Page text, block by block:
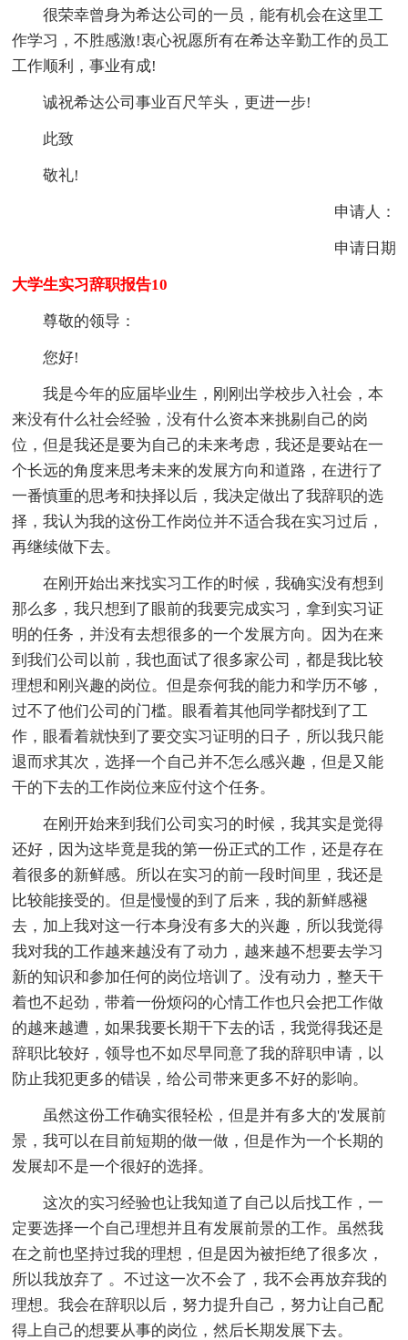
很荣幸曾身为希达公司的一员，能有机会在这里工
作学习，不胜感激!衷心祝愿所有在希达辛勤工作的员工
工作顺利，事业有成!
诚祝希达公司事业百尺竿头，更进一步!
此致
敬礼!
申请人：
申请日期
大学生实习辞职报告10
尊敬的领导：
您好!
我是今年的应届毕业生，刚刚出学校步入社会，本
来没有什么社会经验，没有什么资本来挑剔自己的岗
位，但是我还是要为自己的未来考虑，我还是要站在一
个长远的角度来思考未来的发展方向和道路，在进行了
一番慎重的思考和抉择以后，我决定做出了我辞职的选
择，我认为我的这份工作岗位并不适合我在实习过后，
再继续做下去。
在刚开始出来找实习工作的时候，我确实没有想到
那么多，我只想到了眼前的我要完成实习，拿到实习证
明的任务，并没有去想很多的一个发展方向。因为在来
到我们公司以前，我也面试了很多家公司，都是我比较
理想和刚兴趣的岗位。但是奈何我的能力和学历不够，
过不了他们公司的门槛。眼看着其他同学都找到了工
作，眼看着就快到了要交实习证明的日子，所以我只能
退而求其次，选择一个自己并不怎么感兴趣，但是又能
干的下去的工作岗位来应付这个任务。
在刚开始来到我们公司实习的时候，我其实是觉得
还好，因为这毕竟是我的第一份正式的工作，还是存在
着很多的新鲜感。所以在实习的前一段时间里，我还是
比较能接受的。但是慢慢的到了后来，我的新鲜感褪
去，加上我对这一行本身没有多大的兴趣，所以我觉得
我对我的工作越来越没有了动力，越来越不想要去学习
新的知识和参加任何的岗位培训了。没有动力，整天干
着也不起劲，带着一份烦闷的心情工作也只会把工作做
的越来越遭，如果我要长期干下去的话，我觉得我还是
辞职比较好，领导也不如尽早同意了我的辞职申请，以
防止我犯更多的错误，给公司带来更多不好的影响。
虽然这份工作确实很轻松，但是并有多大的'发展前
景，我可以在目前短期的做一做，但是作为一个长期的
发展却不是一个很好的选择。
这次的实习经验也让我知道了自己以后找工作，一
定要选择一个自己理想并且有发展前景的工作。虽然我
在之前也坚持过我的理想，但是因为被拒绝了很多次，
所以我放弃了 。不过这一次不会了，我不会再放弃我的
理想。我会在辞职以后，努力提升自己，努力让自己配
得上自己的想要从事的岗位，然后长期发展下去。